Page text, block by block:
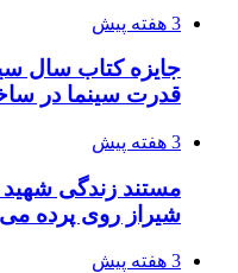
3 هفته پیش
جایزه کتاب سال
قدرت سینما در
3 هفته پیش
مستند زندگی
شیراز روی پرده
3 هفته پیش